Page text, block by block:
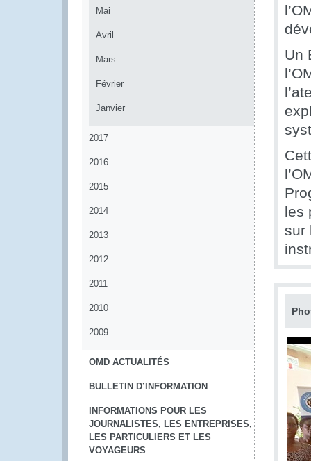
Mai
Avril
Mars
Février
Janvier
2017
2016
2015
2014
2013
2012
2011
2010
2009
OMD ACTUALITÉS
BULLETIN D’INFORMATION
INFORMATIONS POUR LES
JOURNALISTES, LES ENTREPRISES,
LES PARTICULIERS ET LES
VOYAGEURS
Un
les
sur